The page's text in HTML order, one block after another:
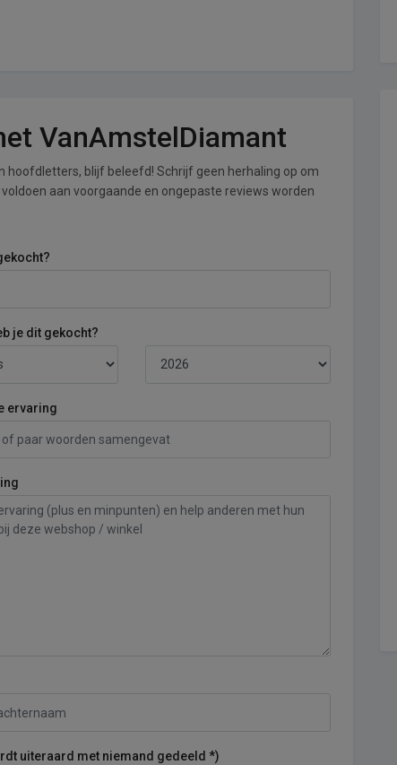
VanAmstelDiamant
hoofdletters, blijf beleefd! Schrijf geen herhaling op om
aan voorgaande en ongepaste reviews worden
je dit gekocht?
ervaring
uiteraard met niemand gedeeld *)